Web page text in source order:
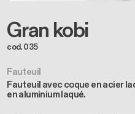
Gran kobi
cod. 035
Fauteuil
Fauteuil avec coque en acier
en aluminium laqué.